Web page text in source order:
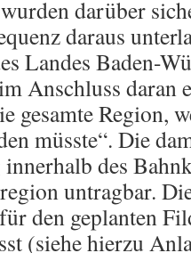
darüber
daraus
Landes Baden-
Anschluss daran
gesamte Region,
müsste“. Die
des
untragbar.
den geplanten
(siehe hierzu